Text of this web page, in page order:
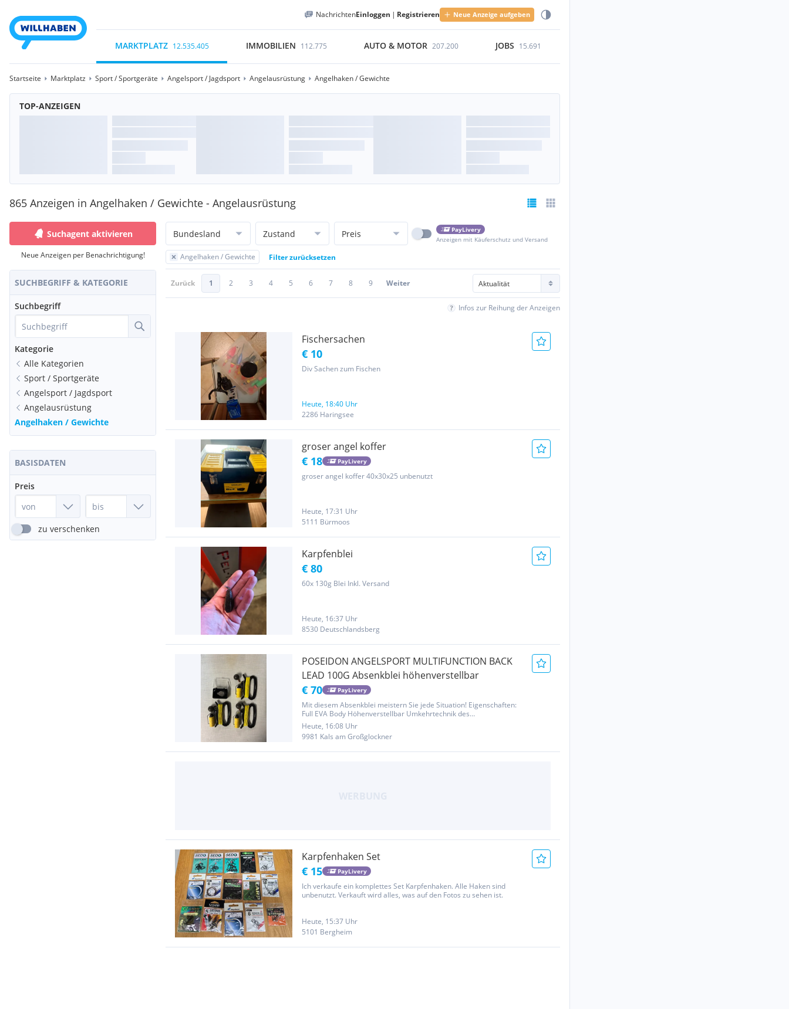
NachrichtenEinloggen | Registrieren Neue Anzeige aufgeben
MARKTPLATZ 12.535.405 IMMOBILIEN 112.775 AUTO & MOTOR 207.200 JOBS 15.691
Startseite Marktplatz Sport / Sportgeräte Angelsport / Jagdsport Angelausrüstung Angelhaken / Gewichte
TOP-ANZEIGEN
865 Anzeigen in Angelhaken / Gewichte - Angelausrüstung
Suchagent aktivieren
Neue Anzeigen per Benachrichtigung!
SUCHBEGRIFF & KATEGORIE
Suchbegriff
Kategorie
Alle Kategorien
Sport / Sportgeräte
Angelsport / Jagdsport
Angelausrüstung
Angelhaken / Gewichte
BASISDATEN
Preis
zu verschenken
Bundesland Zustand Preis
PayLivery
Anzeigen mit Käuferschutz und Versand
Angelhaken / Gewichte Filter zurücksetzen
Zurück 1 2 3 4 5 6 7 8 9 Weiter
Infos zur Reihung der Anzeigen
Fischersachen
€ 10
Div Sachen zum Fischen
Heute, 18:40 Uhr
2286 Haringsee
groser angel koffer
€ 18 PayLivery
groser angel koffer 40x30x25 unbenutzt
Heute, 17:31 Uhr
5111 Bürmoos
Karpfenblei
€ 80
60x 130g Blei Inkl. Versand
Heute, 16:37 Uhr
8530 Deutschlandsberg
POSEIDON ANGELSPORT MULTIFUNCTION BACK
LEAD 100G Absenkblei höhenverstellbar
€ 70 PayLivery
Mit diesem Absenkblei meistern Sie jede Situation! Eigenschaften:
Full EVA Body Höhenverstellbar Umkehrtechnik des
Schwimmkörper Auslösehärte einstellbar 10m PES Halteleine
Heute, 16:08 Uhr
9981 Kals am Großglockner
Karpfenhaken Set
€ 15 PayLivery
Ich verkaufe ein komplettes Set Karpfenhaken. Alle Haken sind
unbenutzt. Verkauft wird alles, was auf den Fotos zu sehen ist.
Heute, 15:37 Uhr
5101 Bergheim